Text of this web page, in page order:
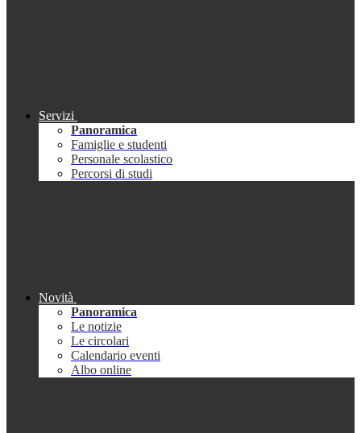
Servizi
Panoramica
Famiglie e studenti
Personale scolastico
Percorsi di studi
Novità
Panoramica
Le notizie
Le circolari
Calendario eventi
Albo online